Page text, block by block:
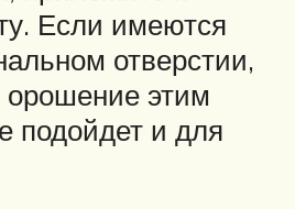
Если имеются
отверстии,
орошение этим
подойдет и для